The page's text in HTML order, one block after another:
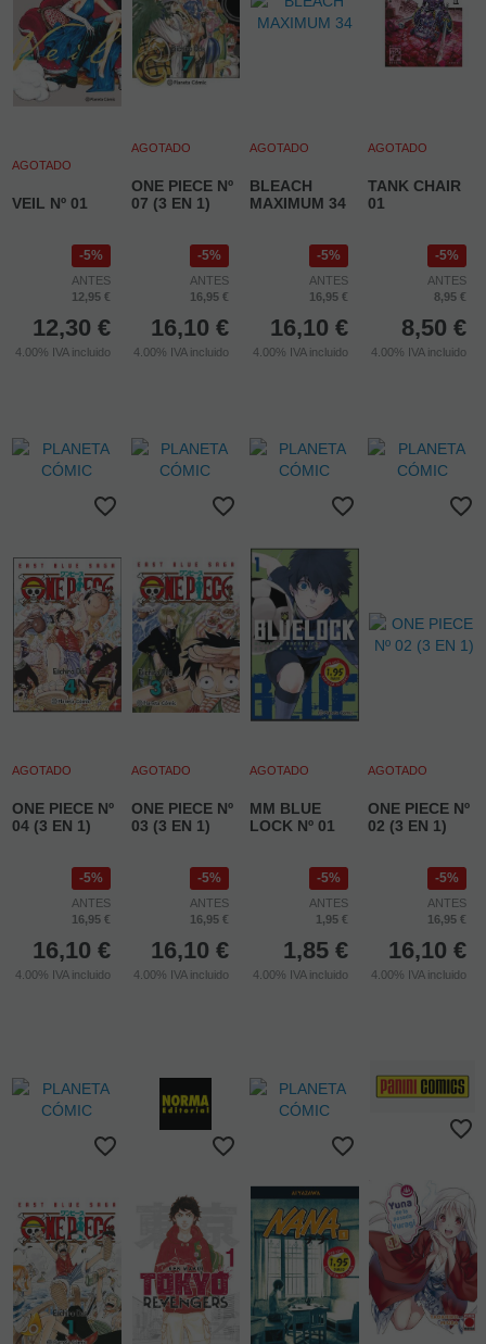
AGOTADO
VEIL Nº 01
5%
ANTES
12,95 €
12,30 €
4.00% IVA incluido
AGOTADO
ONE PIECE Nº
07 (3 EN 1)
5%
ANTES
16,95 €
16,10 €
4.00% IVA incluido
AGOTADO
BLEACH
MAXIMUM 34
5%
ANTES
16,95 €
16,10 €
4.00% IVA incluido
AGOTADO
TANK CHAIR
01
5%
ANTES
8,95 €
8,50 €
4.00% IVA incluido
AGOTADO
ONE PIECE Nº
04 (3 EN 1)
5%
ANTES
16,95 €
16,10 €
4.00% IVA incluido
AGOTADO
ONE PIECE Nº
03 (3 EN 1)
5%
ANTES
16,95 €
16,10 €
4.00% IVA incluido
AGOTADO
MM BLUE
LOCK Nº 01
5%
ANTES
1,95 €
1,85 €
4.00% IVA incluido
AGOTADO
ONE PIECE Nº
02 (3 EN 1)
5%
ANTES
16,95 €
16,10 €
4.00% IVA incluido